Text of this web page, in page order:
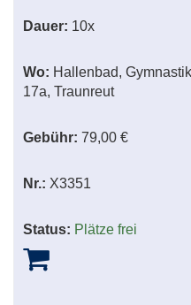
Dauer: 10x
Wo: Hallenbad,
17a, Traunreut
Gebühr: 79,00 €
Nr.: X3351
Status: Plätze frei